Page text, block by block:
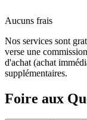
Aucuns frais
Nos services sont
verse une
d'achat (achat
supplémentaires.
Foire aux